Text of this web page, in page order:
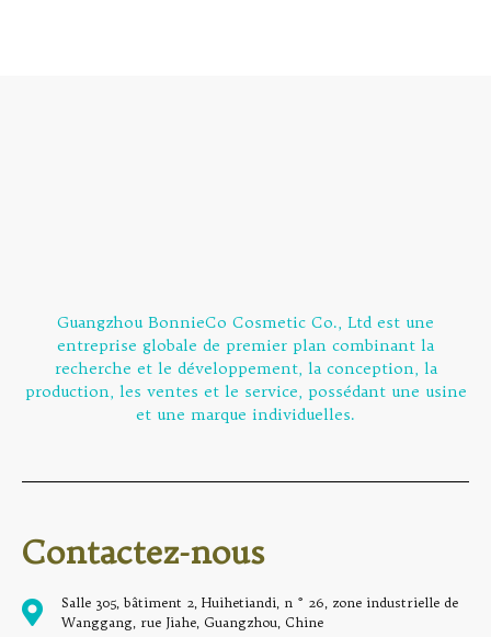
Guangzhou BonnieCo Cosmetic Co., Ltd est une
entreprise globale de premier plan combinant la
recherche et le développement, la conception, la
production, les ventes et le service, possédant une usine
et une marque individuelles.
Contactez-nous
Salle 305, bâtiment 2, Huihetiandi, n ° 26, zone industrielle de
Wanggang, rue Jiahe, Guangzhou, Chine